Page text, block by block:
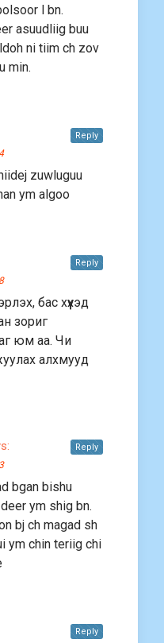
l bn.
asuudliig buu
ni tiim ch zov
min.
zuwluguu
ym algoo
Reply
бас хүүхэд
зориг
юм аа. Чи
алхмууд
Reply
bgan bishu
ym shig bn.
bj ch magad sh
ym chin teriig chi
Reply
Reply